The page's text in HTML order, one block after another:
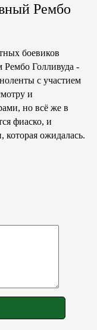
Рембо
боевиков
Рембо Голливуда -
с участием
и
но всё же в
фиаско, и
которая ожидалась.